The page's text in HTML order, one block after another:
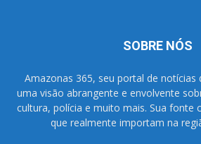
SOBRE NÓS
Amazonas 365, seu portal de notícias
uma visão abrangente e envolvente
cultura, polícia e muito mais. Sua fonte
que realmente importam na